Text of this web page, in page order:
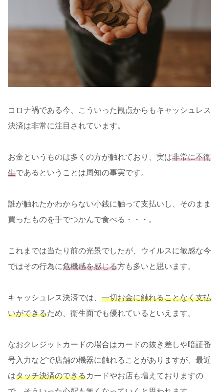
コロナ禍である今、こういった観点からもキャッシュレス
決済は非常に注目されています。
お金というものは多くの方が触れており、実は非常に不衛
生であるということは周知の事実です。
誰が触れたかわからない小銭に触って支払いし、そのまま
買ったものを手でつかんで食べる・・・。
これまでは当たり前の光景でしたが、ウイルスに敏感な今
ではその行為に危機感を感じる方も多いと思います。
キャッシュレス決済では、 一切お金に触れることなく支払
いができるため、衛生面でも優れているといえます。
なおクレジットカードの場合はカードの抜き差しや暗証番
号入力などで店舗の機器に触れることがありますが、最近
はタッチ決済のできるカードやお店も増えておりますの